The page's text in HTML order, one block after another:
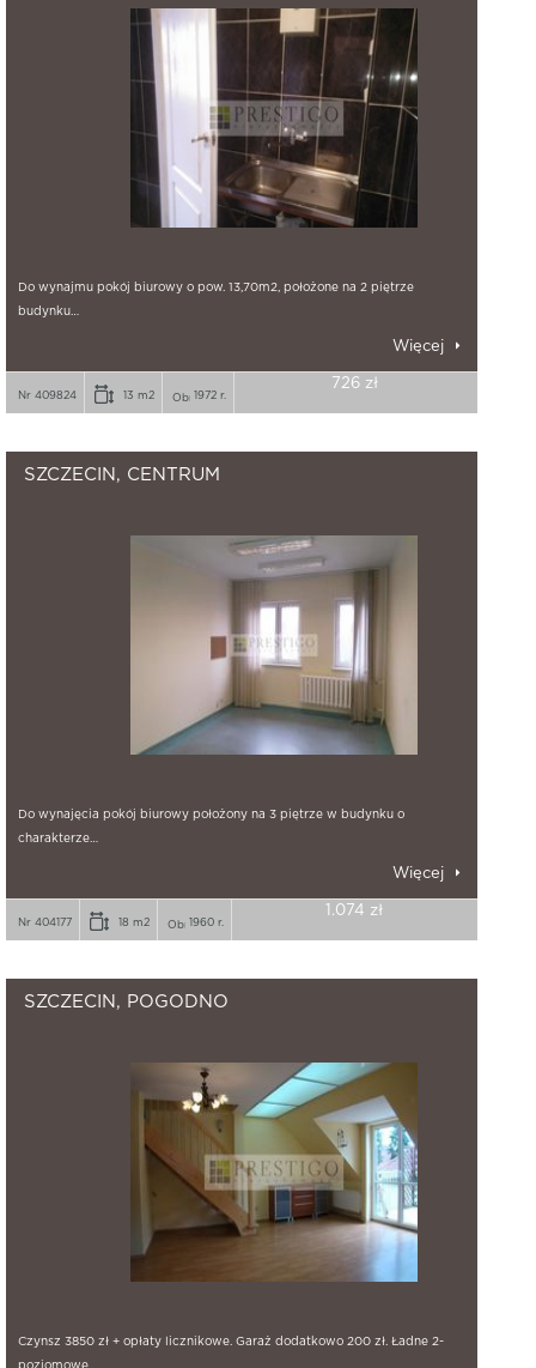
Do wynajmu pokój biurowy o pow. 13,70m2, położone na 2 piętrze
budynku…
Więcej
Nr 409824 13 m2 1972 r.
726 zł
SZCZECIN, CENTRUM
Do wynajęcia pokój biurowy położony na 3 piętrze w budynku o
charakterze…
Więcej
Nr 404177 18 m2 1960 r.
1.074 zł
SZCZECIN, POGODNO
Czynsz 3850 zł + opłaty licznikowe. Garaż dodatkowo 200 zł. Ładne 2-